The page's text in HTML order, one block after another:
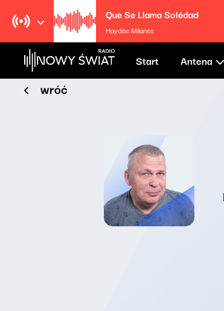
Que Se Llama Solédad
Haydée Milanés
Start Antena
wróć